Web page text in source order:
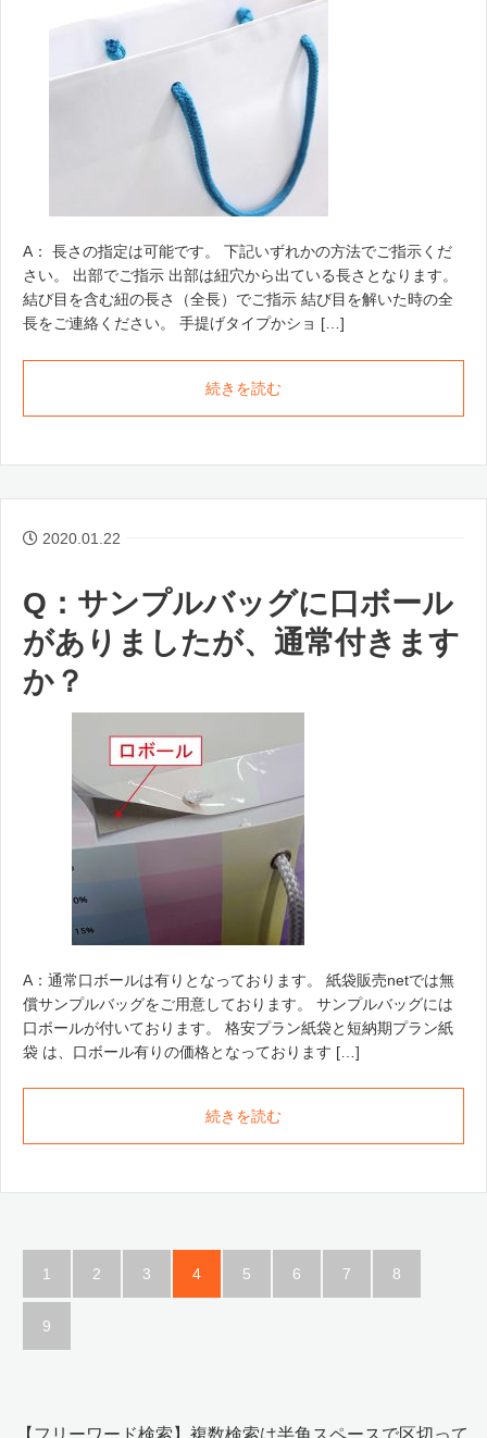
A： 長さの指定は可能です。 下記いずれかの方法でご指示くだ
さい。 出部でご指示 出部は紐穴から出ている長さとなります。
結び目を含む紐の長さ（全長）でご指示 結び目を解いた時の全
長をご連絡ください。 手提げタイプかショ […]
続きを読む
2020.01.22
Q：サンプルバッグに口ボール
がありましたが、通常付きます
か？
A：通常口ボールは有りとなっております。 紙袋販売netでは無
償サンプルバッグをご用意しております。 サンプルバッグには
口ボールが付いております。 格安プラン紙袋と短納期プラン紙
袋 は、口ボール有りの価格となっております […]
続きを読む
1 2 3 4 5 6 7 8
9
【フリーワード検索】複数検索は半角スペースで区切って